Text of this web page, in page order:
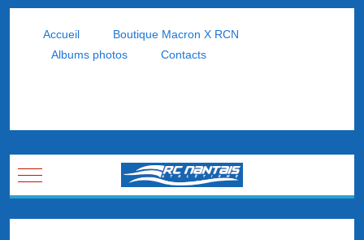
Accueil
Boutique Macron X RCN
Albums photos
Contacts
Mobile Menu Toggle